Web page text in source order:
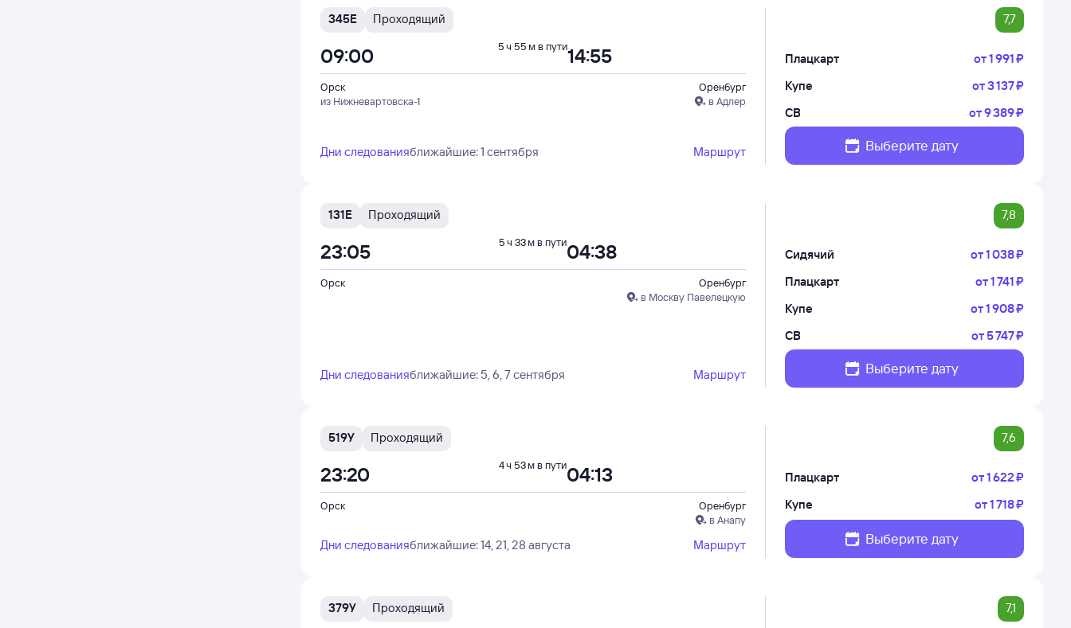
345Е Проходящий 7,7
Орск
из Нижневартовска-1
Оренбург
в Адлер
09:00 14:55
5 ч 55 м в пути
Дни следованияближайшие: 1 сентября Маршрут
Плацкарт от1 ⁠991 ⁠₽
Купе
от3 ⁠137 ⁠₽
СВ
от9 ⁠389 ⁠₽
Выберите дату
131Е Проходящий 7,8
Орск
Оренбург
в Москву Павелецкую
23:05 04:38
5 ч 33 м в пути
Дни следованияближайшие: 5, 6, 7 сентября Маршрут
Сидячий от1 ⁠038 ⁠₽
Плацкарт
от1 ⁠741 ⁠₽
Купе
от1 ⁠908 ⁠₽
СВ
от5 ⁠747 ⁠₽
Выберите дату
519У Проходящий 7,6
Орск
Оренбург
в Анапу
23:20 04:13
4 ч 53 м в пути
Дни следованияближайшие: 14, 21, 28 августа Маршрут
Плацкарт от1 ⁠622 ⁠₽
Купе
от1 ⁠718 ⁠₽
Выберите дату
379У Проходящий 7,1